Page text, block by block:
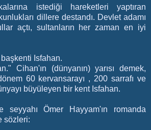
istediği hareketleri yaptıran
dillere destandı. Devlet adamı
açtı, sultanların her zaman en iyi
başkenti Isfahan.
Cihan'ın (dünyanın) yarısı demek,
60 kervansarayı , 200 sarrafı ve
büyüleyen bir kent Isfahan.
seyyahı Ömer Hayyam'ın romanda
sözleri: